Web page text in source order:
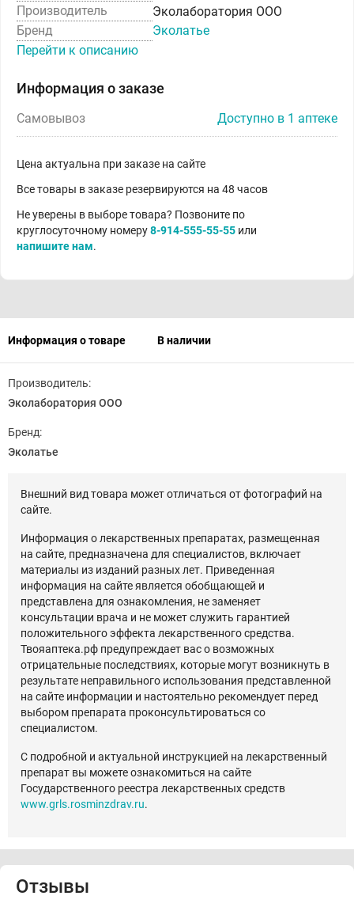
Производитель
Эколаборатория ООО
Бренд
Эколатье
Перейти к описанию
Информация о заказе
Самовывоз Доступно в 1 аптеке
Цена актуальна при заказе на сайте
Все товары в заказе резервируются на 48 часов
Не уверены в выборе товара? Позвоните по
круглосуточному номеру8-914-555-55-55 или
напишите нам.
Информация о товаре В наличии
Производитель:
Эколаборатория ООО
Бренд:
Эколатье
Внешний вид товара может отличаться от фотографий на
сайте.
Информация о лекарственных препаратах, размещенная
на сайте, предназначена для специалистов, включает
материалы из изданий разных лет. Приведенная
информация на сайте является обобщающей и
представлена для ознакомления, не заменяет
консультации врача и не может служить гарантией
положительного эффекта лекарственного средства.
Твояаптека.рф предупреждает вас о возможных
отрицательные последствиях, которые могут возникнуть в
результате неправильного использования представленной
на сайте информации и настоятельно рекомендует перед
выбором препарата проконсультироваться со
специалистом.
С подробной и актуальной инструкцией на лекарственный
препарат вы можете ознакомиться на сайте
Государственного реестра лекарственных средств
www.grls.rosminzdrav.ru.
Отзывы